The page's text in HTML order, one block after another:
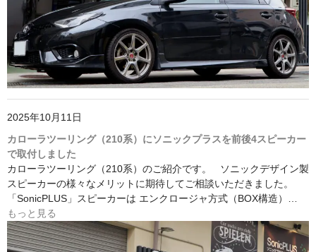
2025年10月11日
カローラツーリング（210系）にソニックプラスを前後4スピーカー
で取付しました
カローラツーリング（210系）のご紹介です。 ソニックデザイン製
スピーカーの様々なメリットに期待してご相談いただきました。
「SonicPLUS」スピーカーは エンクロージャ方式（BOX構造）…
もっと見る